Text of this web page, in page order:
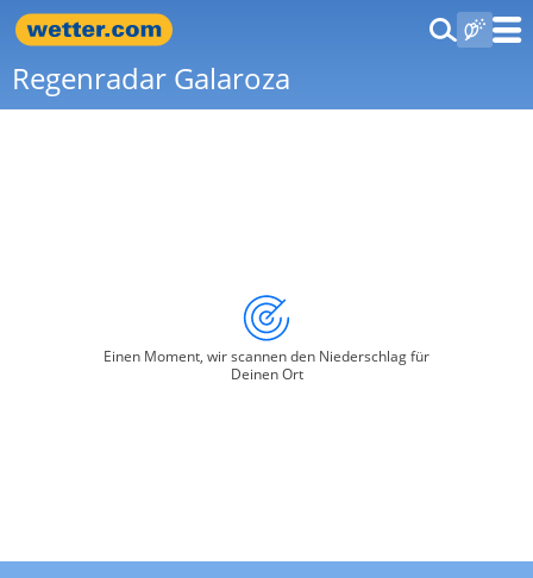
Regenradar Galaroza
Einen Moment, wir scannen den Niederschlag für
Deinen Ort